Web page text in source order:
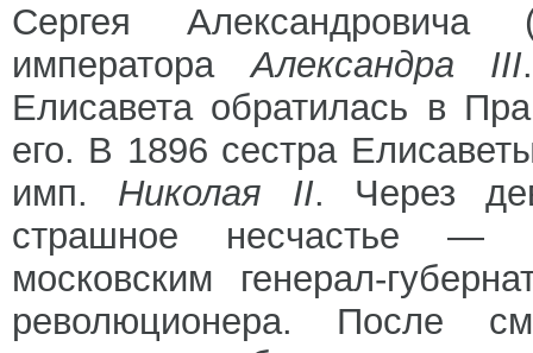
Сергея Александровича
императораАлександра III
Елисавета обратилась в
его. В 1896 сестра
имп. Николая II. Через
страшное несчастье —
московским генерал-
революционера. После